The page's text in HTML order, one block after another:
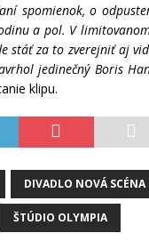
spomienok, o
a pol. V
stáť za to zverejniť aj
jedinečný Boris
klipu.
DIVADLO NOVÁ SCÉNA
ŠTÚDIO OLYMPIA